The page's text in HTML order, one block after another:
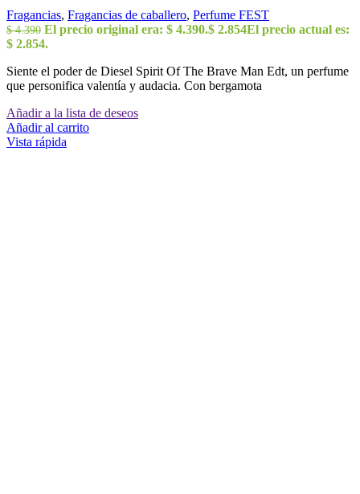
Fragancias, Fragancias de caballero, Perfume FEST
$4.390 El precio original era: $ 4.390.$ 2.854El precio actual es:
$ 2.854.
Siente el poder de Diesel Spirit Of The Brave Man Edt, un perfume
que personifica valentía y audacia. Con bergamota
Añadir a la lista de deseos
Añadir al carrito
Vista rápida